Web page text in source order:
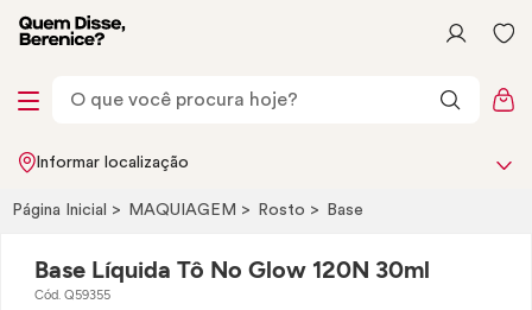
Informar localização
Página Inicial MAQUIAGEM Rosto Base
Base Líquida Tô No Glow 120N 30ml
Cód. Q59355